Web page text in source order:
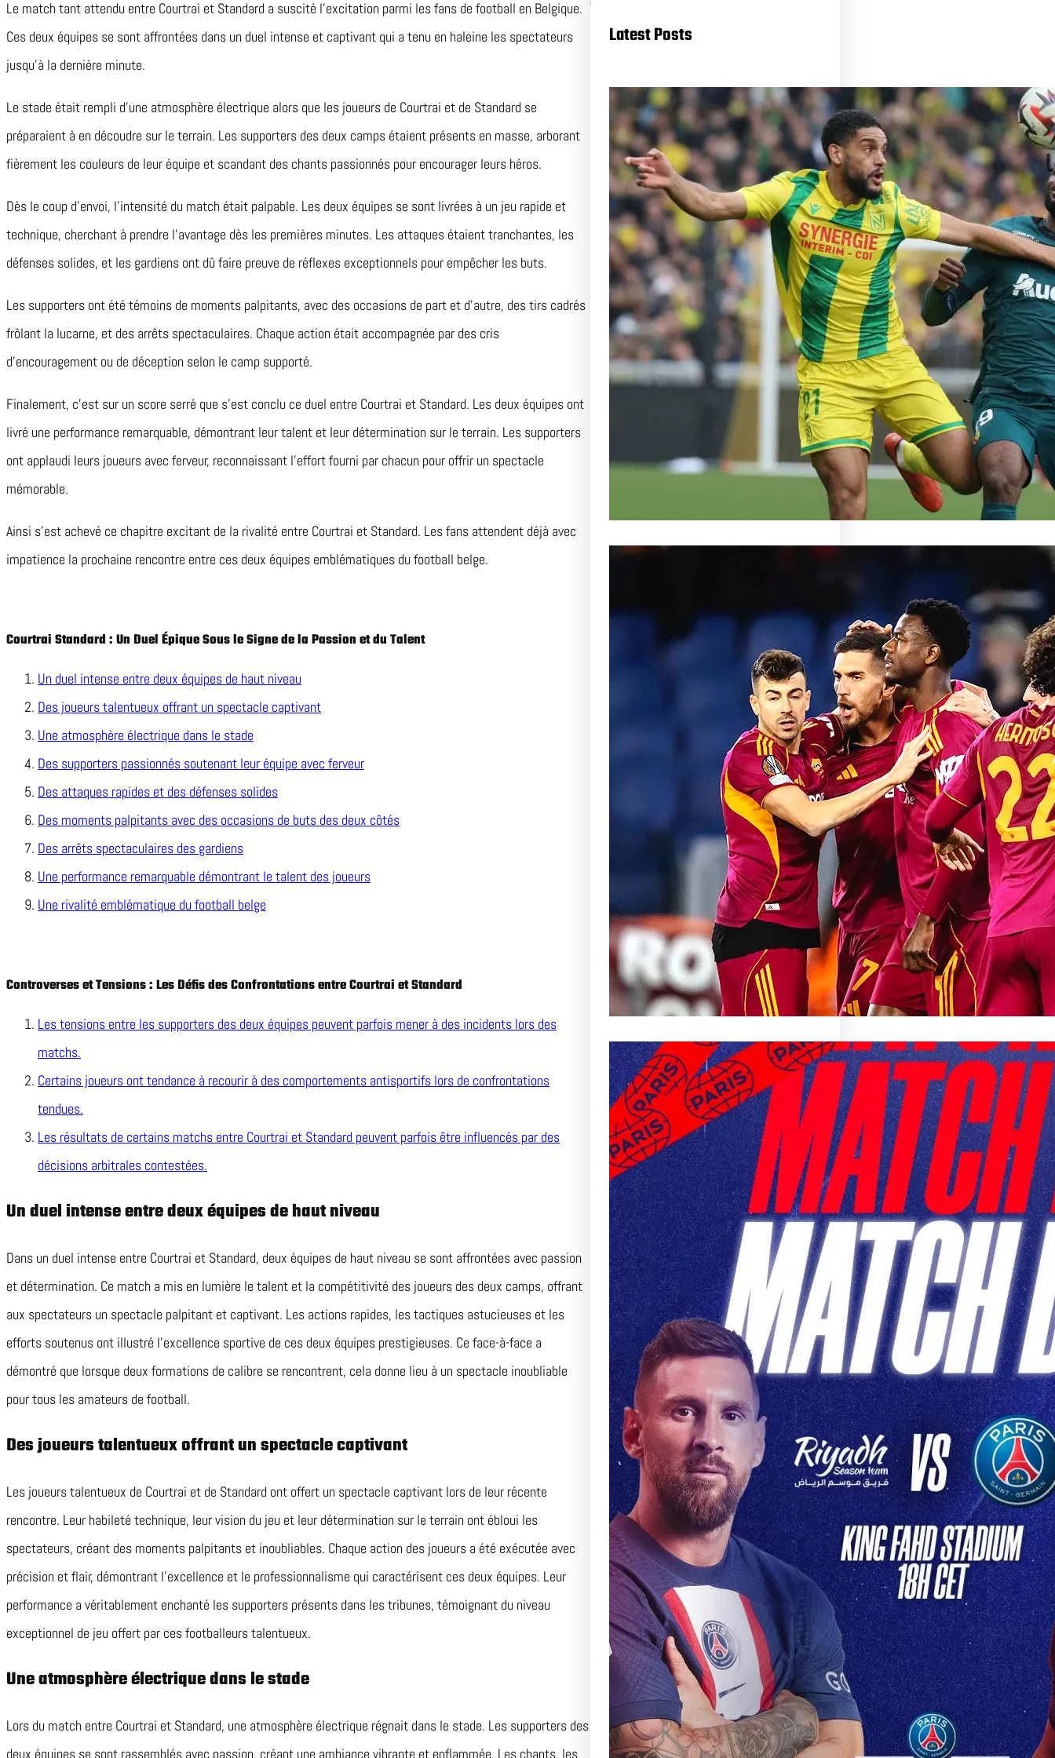
Le match tant attendu entre Courtrai et Standard a suscité l’excitation parmi les fans de football en Belgique.
Ces deux équipes se sont affrontées dans un duel intense et captivant qui a tenu en haleine les spectateurs
jusqu’à la dernière minute.
Le stade était rempli d’une atmosphère électrique alors que les joueurs de Courtrai et de Standard se
préparaient à en découdre sur le terrain. Les supporters des deux camps étaient présents en masse, arborant
fièrement les couleurs de leur équipe et scandant des chants passionnés pour encourager leurs héros.
Dès le coup d’envoi, l’intensité du match était palpable. Les deux équipes se sont livrées à un jeu rapide et
technique, cherchant à prendre l’avantage dès les premières minutes. Les attaques étaient tranchantes, les
défenses solides, et les gardiens ont dû faire preuve de réflexes exceptionnels pour empêcher les buts.
Les supporters ont été témoins de moments palpitants, avec des occasions de part et d’autre, des tirs cadrés
frôlant la lucarne, et des arrêts spectaculaires. Chaque action était accompagnée par des cris
d’encouragement ou de déception selon le camp supporté.
Finalement, c’est sur un score serré que s’est conclu ce duel entre Courtrai et Standard. Les deux équipes ont
livré une performance remarquable, démontrant leur talent et leur détermination sur le terrain. Les supporters
ont applaudi leurs joueurs avec ferveur, reconnaissant l’effort fourni par chacun pour offrir un spectacle
mémorable.
Ainsi s’est achevé ce chapitre excitant de la rivalité entre Courtrai et Standard. Les fans attendent déjà avec
impatience la prochaine rencontre entre ces deux équipes emblématiques du football belge.
Courtrai Standard : Un Duel Épique Sous le Signe de la Passion et du Talent
Un duel intense entre deux équipes de haut niveau
Des joueurs talentueux offrant un spectacle captivant
Une atmosphère électrique dans le stade
Des supporters passionnés soutenant leur équipe avec ferveur
Des attaques rapides et des défenses solides
Des moments palpitants avec des occasions de buts des deux côtés
Des arrêts spectaculaires des gardiens
Une performance remarquable démontrant le talent des joueurs
Une rivalité emblématique du football belge
Controverses et Tensions : Les Défis des Confrontations entre Courtrai et Standard
Les tensions entre les supporters des deux équipes peuvent parfois mener à des incidents lors des
matchs.
Certains joueurs ont tendance à recourir à des comportements antisportifs lors de confrontations
tendues.
Les résultats de certains matchs entre Courtrai et Standard peuvent parfois être influencés par des
décisions arbitrales contestées.
Un duel intense entre deux équipes de haut niveau
Dans un duel intense entre Courtrai et Standard, deux équipes de haut niveau se sont affrontées avec passion
et détermination. Ce match a mis en lumière le talent et la compétitivité des joueurs des deux camps, offrant
aux spectateurs un spectacle palpitant et captivant. Les actions rapides, les tactiques astucieuses et les
efforts soutenus ont illustré l’excellence sportive de ces deux équipes prestigieuses. Ce face-à-face a
démontré que lorsque deux formations de calibre se rencontrent, cela donne lieu à un spectacle inoubliable
pour tous les amateurs de football.
Des joueurs talentueux offrant un spectacle captivant
Les joueurs talentueux de Courtrai et de Standard ont offert un spectacle captivant lors de leur récente
rencontre. Leur habileté technique, leur vision du jeu et leur détermination sur le terrain ont ébloui les
spectateurs, créant des moments palpitants et inoubliables. Chaque action des joueurs a été exécutée avec
précision et flair, démontrant l’excellence et le professionnalisme qui caractérisent ces deux équipes. Leur
performance a véritablement enchanté les supporters présents dans les tribunes, témoignant du niveau
exceptionnel de jeu offert par ces footballeurs talentueux.
Une atmosphère électrique dans le stade
Lors du match entre Courtrai et Standard, une atmosphère électrique régnait dans le stade. Les supporters des
deux équipes se sont rassemblés avec passion, créant une ambiance vibrante et enflammée. Les chants, les
Latest Posts
Duel au Sommet entre Lens
et Nantes : Un Match à Ne
Pas Manquer
Lens affronte Nantes : un duel
passionnant en perspective Le…
Le Passionnant Match de
l’AS Roma: Une Expérience
Inoubliable
Article sur le Match AS Roma Le
Passionnant Monde du…
Le Match PSG de Ce Soir: Un
Duel Palpitant en
Perspective
Match Ce Soir: PSG Affronte Son
Adversaire Redoutable Ce soir,…